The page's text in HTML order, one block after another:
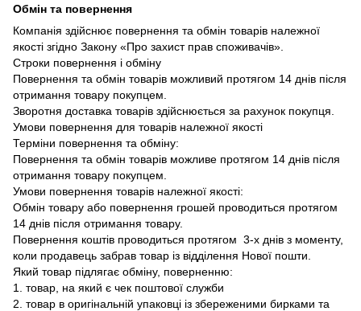
Обмін та повернення
Компанія здійснює повернення та обмін товарів належної
якості згідно Закону «Про захист прав споживачів».
Строки повернення і обміну
Повернення та обмін товарів можливий протягом 14 днів після
отримання товару покупцем.
Зворотня доставка товарів здійснюється за рахунок покупця.
Умови повернення для товарів належної якості
Терміни повернення та обміну:
Повернення та обмін товарів можливе протягом 14 днів після
отримання товару покупцем.
Умови повернення товарів належної якості:
Обмін товару або повернення грошей проводиться протягом
14 днів після отримання товару.
Повернення коштів проводиться протягом 3-х днів з моменту,
коли продавець забрав товар із відділення Нової пошти.
Який товар підлягає обміну, поверненню:
1. товар, на який є чек поштової служби
2. товар в оригінальній упаковці із збереженими бирками та